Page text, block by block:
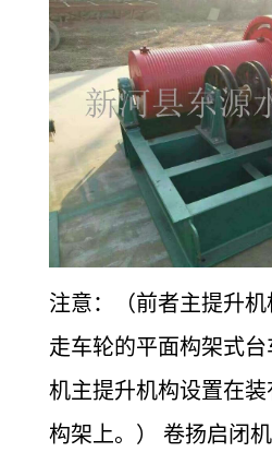
注意：（前者主提升
走车轮的平面构架式
机主提升机构设置在
构架上。） 卷扬启闭